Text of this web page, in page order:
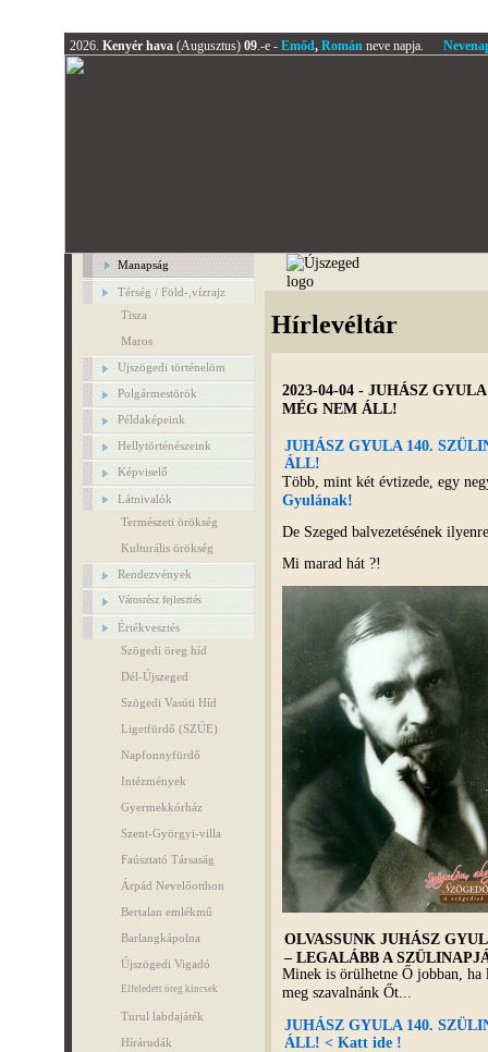
2026. Kenyér hava (Augusztus) 09.-e - Emőd, Románneve napja.
Manapság
Térség / Föld-,vízrajz
Tisza
Maros
Ujszögedi történelöm
Polgármestörök
Példaképeink
Hellytörténészeink
Képviselő
Látnivalók
Természeti örökség
Kulturális örökség
Rendezvények
Városrész fejlesztés
Értékvesztés
Szögedi öreg híd
Dél-Újszeged
Szögedi Vasúti Híd
Ligetfürdő (SZÚE)
Napfonnyfürdő
Intézmények
Gyermekkórház
Szent-Györgyi-villa
Faúsztató Társaság
Árpád Nevelőotthon
Bertalan emlékmű
Barlangkápolna
Újszögedi Vigadó
Elfeledett öreg kincsek
Turul labdajáték
Hírárudák
Hírlevéltár
2023-04-04 - JUHÁSZ
MÉG NEM ÁLL!
JUHÁSZ GYULA 140.
ÁLL!
Több, mint két évtizede, egy
Gyulának!
De Szeged balvezetésének
Mi marad hát ?!
OLVASSUNK JUHÁSZ
–LEGALÁBB A
Minek is örülhetne Ő jobban,
meg szavalnánk Őt...
JUHÁSZ GYULA 140.
ÁLL! < Katt ide !